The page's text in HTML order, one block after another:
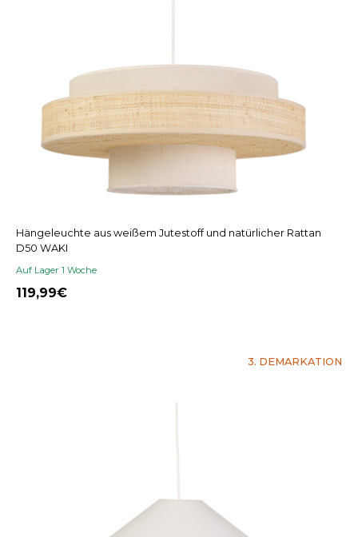
Hängeleuchte aus weißem Jutestoff und natürlicher Rattan
D50 WAKI
Auf Lager 1 Woche
119,99
3. DEMARKATION